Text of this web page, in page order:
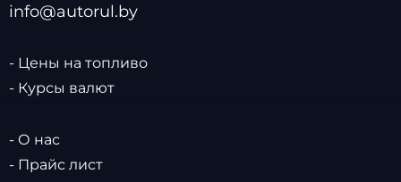
info@autorul.by
- Цены на топливо
- Курсы валют
- О нас
- Прайс лист